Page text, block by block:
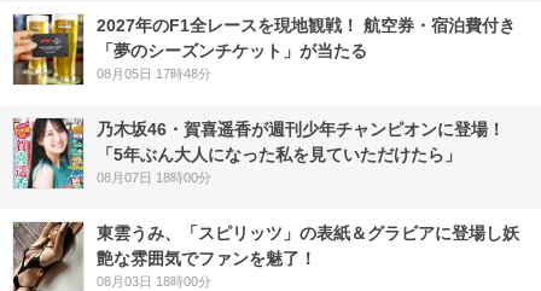
2027年のF1全レースを現地観戦！ 航空券・宿泊費付き
「夢のシーズンチケット」が当たる
08月05日 17時48分
乃木坂46・賀喜遥香が週刊少年チャンピオンに登場！
「5年ぶん大人になった私を見ていただけたら」
08月07日 18時00分
東雲うみ、「スピリッツ」の表紙＆グラビアに登場し妖
艶な雰囲気でファンを魅了！
08月03日 18時00分